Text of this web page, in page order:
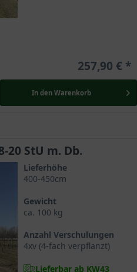
257,90 €
In den Warenkorb
20 StU m. Db.
Lieferhöhe
400-450cm
Gewicht
ca. 100 kg
Anzahl Verschulungen
4xv (4-fach verpflanzt)
Lieferbar ab KW43